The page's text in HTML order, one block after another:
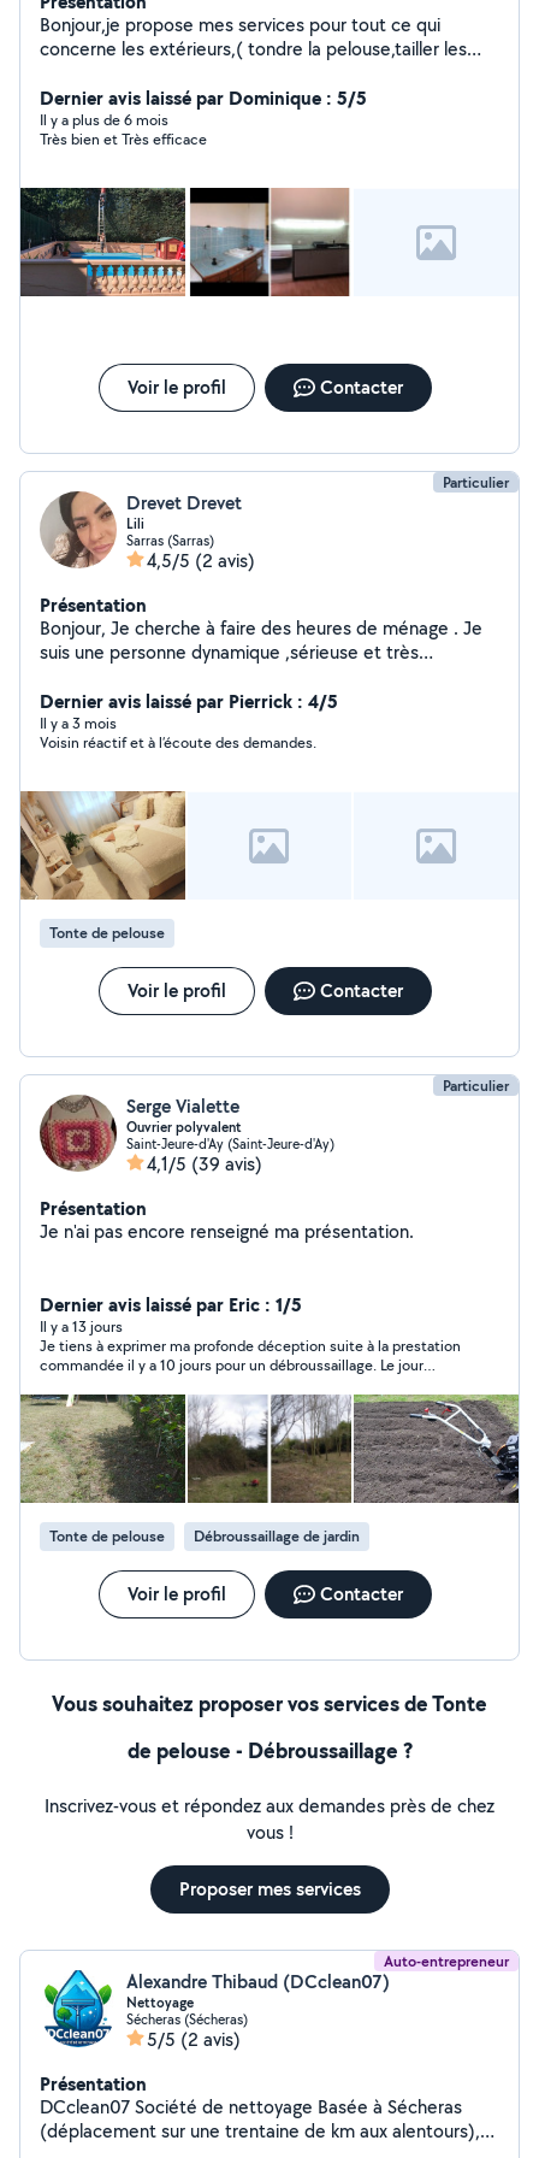
Bonjour,je propose mes services pour tout ce qui
concerne les extérieurs,( tondre la pelouse,tailler les
petite maçonnerie même la grosse celon le chantier,je
touche un peu à tout sauf à l'électricité
Dernier avis laissé par Dominique : 5/5
Il y a plus de 6 mois
Très bien et Très efficace
Voir le profil Contacter
Particulier
Drevet Drevet
Lili
Sarras (Sarras)
4,5/5 (2 avis)
Présentation
Bonjour, Je cherche à faire des heures de ménage . Je
suis une personne dynamique ,sérieuse et très
Dernier avis laissé par Pierrick : 4/5
Il y a 3 mois
Voisin réactif et à l’écoute des demandes.
Tonte de pelouse
Voir le profil Contacter
Particulier
Serge Vialette
Ouvrier polyvalent
Saint-Jeure-d'Ay (Saint-Jeure-d'Ay)
4,1/5 (39 avis)
Présentation
Je n'ai pas encore renseigné ma présentation.
Dernier avis laissé par Eric : 1/5
Il y a 13 jours
Je tiens à exprimer ma profonde déception suite à la prestation
commandée il y a 10 jours pour un débroussaillage. Le jour
indications données, il m'a affirmé avoir terminé le travail.
Lorsque j'ai demandé des photos de preuve, il m'a répondu 3
heures plus tard en prétendant s'être trompé de terrain, avant
de couper tout contact. En réalité, je doute fort qu'il se soit
rendu sur place. Comportement très peu professionnel et
j'aurais dû me remettre ou avis négatif posté
Tonte de pelouse
Débroussaillage de jardin
Voir le profil Contacter
Vous souhaitez proposer vos services de Tonte
de pelouse - Débroussaillage ?
Inscrivez-vous et répondez aux demandes près de chez
vous !
Proposer mes services
Auto-entrepreneur
Alexandre Thibaud (DCclean07)
Nettoyage
Sécheras (Sécheras)
5/5 (2 avis)
Présentation
DCclean07 Société de nettoyage Basée à Sécheras
(déplacement sur une trentaine de km aux alentours),